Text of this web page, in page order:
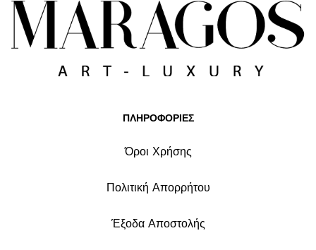
ΠΛΗΡΟΦΟΡΙΕΣ
Όροι Χρήσης
Πολιτική Απορρήτου
Έξοδα Αποστολής